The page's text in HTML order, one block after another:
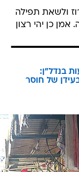
ולשאת תפילה
כן יהי רצון
בנדל"ן:
של חוסר